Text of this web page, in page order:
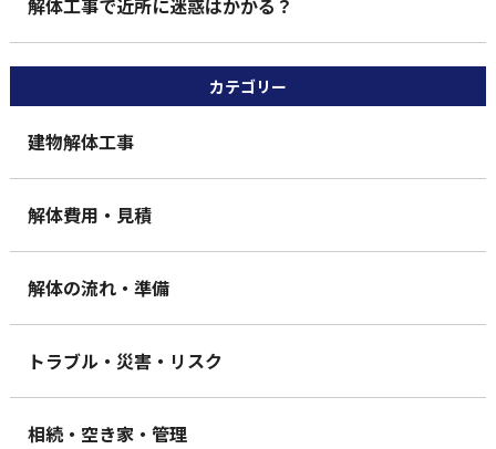
解体工事で近所に迷惑はかかる？
カテゴリー
建物解体工事
解体費用・見積
解体の流れ・準備
トラブル・災害・リスク
相続・空き家・管理